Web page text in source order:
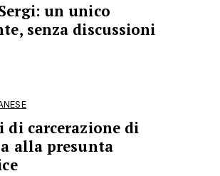
un unico
senza discussioni
di carcerazione di
alla presunta